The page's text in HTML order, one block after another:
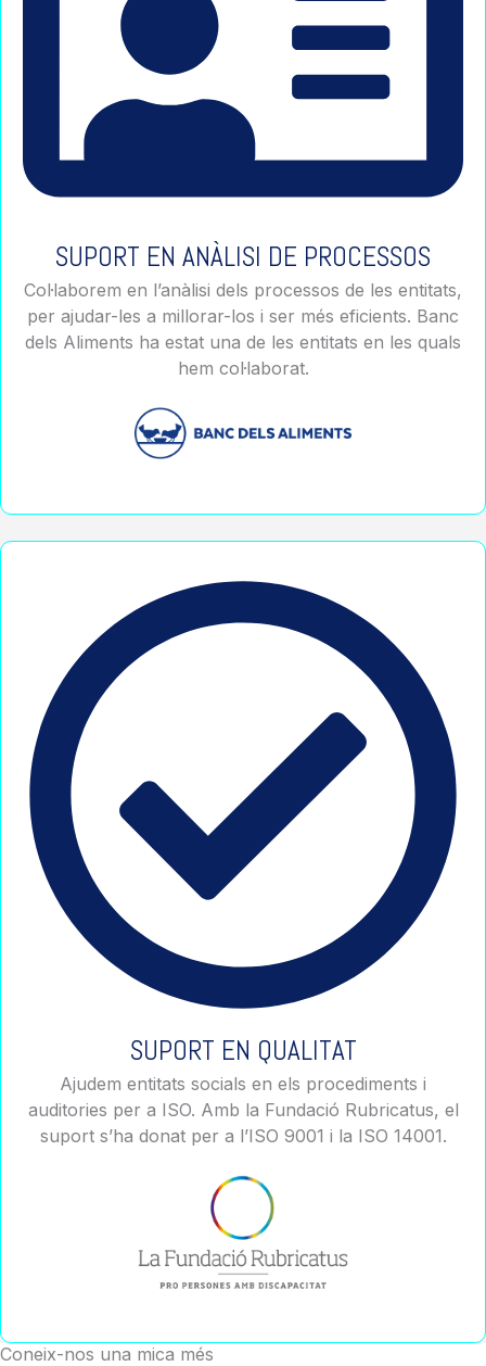
SUPORT EN ANÀLISI DE PROCESSOS
Col·laborem en l’anàlisi dels processos de les entitats,
per ajudar-les a millorar-los i ser més eficients. Banc
dels Aliments ha estat una de les entitats en les quals
hem col·laborat.
SUPORT EN QUALITAT
Ajudem entitats socials en els procediments i
auditories per a ISO. Amb la Fundació Rubricatus, el
suport s’ha donat per a l’ISO 9001 i la ISO 14001.
Coneix-nos una mica més